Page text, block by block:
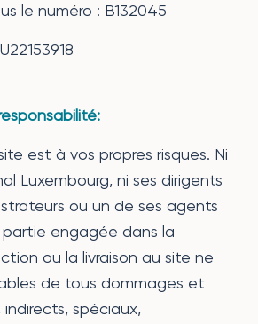
le numéro : B132045
est à vos propres risques. Ni
Luxembourg, ni ses dirigents
ou un de ses agents
engagée dans la
ou la livraison au site ne
de tous dommages et
spéciaux,